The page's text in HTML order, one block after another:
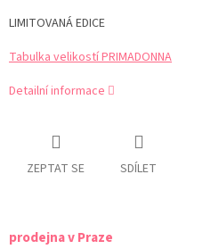
LIMITOVANÁ EDICE
Tabulka velikostí PRIMADONNA
Detailní informace
ZEPTAT SE SDÍLET
prodejna v Praze